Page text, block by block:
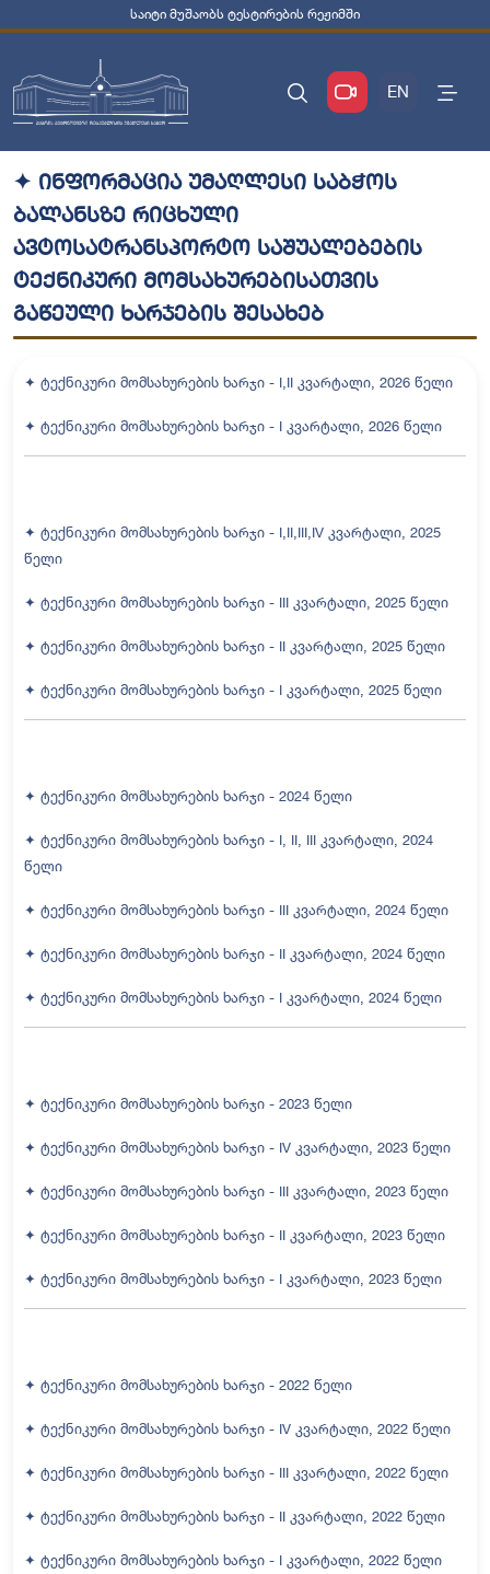
საიტი მუშაობს ტესტირების რეჟიმში
EN
✦ ინფორმაცია უმაღლესი საბჭოს
ბალანსზე რიცხული
ავტოსატრანსპორტო საშუალებების
ტექნიკური მომსახურებისათვის
გაწეული ხარჯების შესახებ
✦ ტექნიკური მომსახურების ხარჯი - I,II კვარტალი, 2026 წელი
✦ ტექნიკური მომსახურების ხარჯი - I კვარტალი, 2026 წელი
✦ ტექნიკური მომსახურების ხარჯი - I,II,III,IV კვარტალი, 2025
წელი
✦ ტექნიკური მომსახურების ხარჯი - III კვარტალი, 2025 წელი
✦ ტექნიკური მომსახურების ხარჯი - II კვარტალი, 2025 წელი
✦ ტექნიკური მომსახურების ხარჯი - I კვარტალი, 2025 წელი
✦ ტექნიკური მომსახურების ხარჯი - 2024 წელი
✦ ტექნიკური მომსახურების ხარჯი - I, II, III კვარტალი, 2024
წელი
✦ ტექნიკური მომსახურების ხარჯი - III კვარტალი, 2024 წელი
✦ ტექნიკური მომსახურების ხარჯი - II კვარტალი, 2024 წელი
✦ ტექნიკური მომსახურების ხარჯი - I კვარტალი, 2024 წელი
✦ ტექნიკური მომსახურების ხარჯი - 2023 წელი
✦ ტექნიკური მომსახურების ხარჯი - IV კვარტალი, 2023 წელი
✦ ტექნიკური მომსახურების ხარჯი - III კვარტალი, 2023 წელი
✦ ტექნიკური მომსახურების ხარჯი - II კვარტალი, 2023 წელი
✦ ტექნიკური მომსახურების ხარჯი - I კვარტალი, 2023 წელი
✦ ტექნიკური მომსახურების ხარჯი - 2022 წელი
✦ ტექნიკური მომსახურების ხარჯი - IV კვარტალი, 2022 წელი
✦ ტექნიკური მომსახურების ხარჯი - III კვარტალი, 2022 წელი
✦ ტექნიკური მომსახურების ხარჯი - II კვარტალი, 2022 წელი
✦ ტექნიკური მომსახურების ხარჯი - I კვარტალი, 2022 წელი